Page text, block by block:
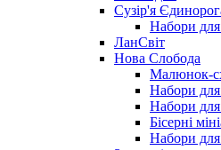
Сузір'я
Набори
ЛанСвіт
Нова Слобода
Малюнок-
Набори
Набори
Бісерні
Набори